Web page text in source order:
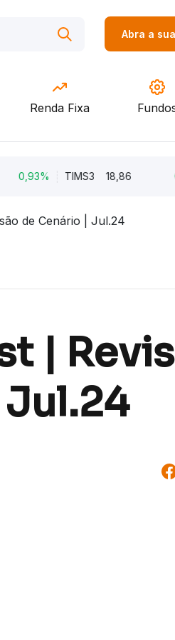
Abra a
Renda Fixa
TIMS3 18,86
de Cenário | Jul.24
|